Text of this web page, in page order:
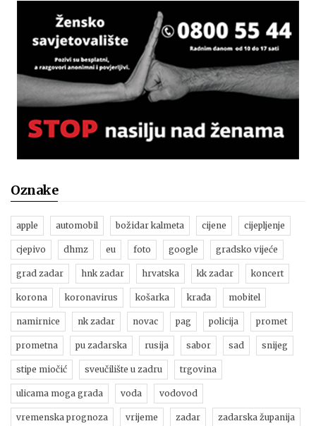
Oznake
apple automobil božidar kalmeta cijene cijepljenje
cjepivo dhmz eu foto google gradsko vijeće
grad zadar hnk zadar hrvatska kk zadar koncert
korona koronavirus košarka krađa mobitel
namirnice nk zadar novac pag policija promet
prometna pu zadarska rusija sabor sad snijeg
stipe miočić sveučilište u zadru trgovina
ulicama moga grada voda vodovod
vremenska prognoza vrijeme zadar zadarska županija